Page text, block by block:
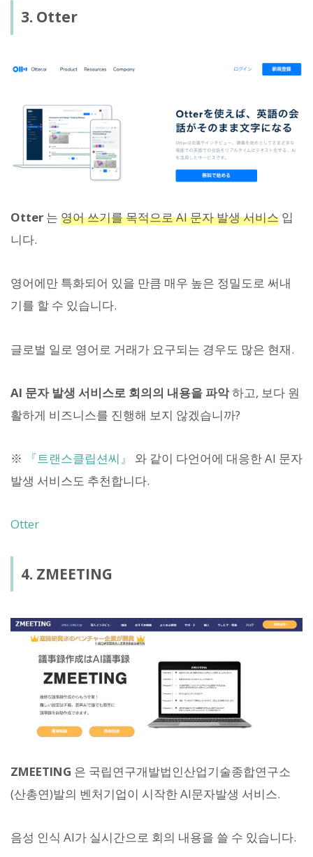
3. Otter
Otter 는 영어 쓰기를 목적으로 AI 문자 발생 서비스 입
니다.
영어에만 특화되어 있을 만큼 매우 높은 정밀도로 써내
기를 할 수 있습니다.
글로벌 일로 영어로 거래가 요구되는 경우도 많은 현재.
AI 문자 발생 서비스로 회의의 내용을 파악하고, 보다 원
활하게 비즈니스를 진행해 보지 않겠습니까?
※ 『트랜스클립션씨』
와 같이 다언어에 대응한 AI 문자
발생 서비스도 추천합니다.
Otter
4. ZMEETING
ZMEETING 은 국립연구개발법인산업기술종합연구소
(산총연)발의 벤처기업이 시작한 AI문자발생 서비스.
음성 인식 AI가 실시간으로 회의 내용을 쓸 수 있습니다.